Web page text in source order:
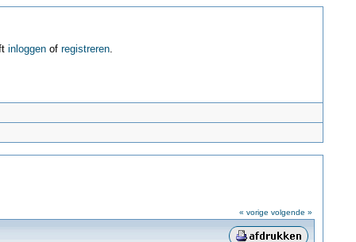
inloggenof registreren.
« vorige volgende »